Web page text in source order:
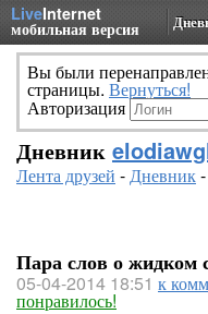
LiveInternet
мобильная версия
Вы были
страницы. Вернуться!
Авторизация
Дневник
Лента друзей -Дневник-
Пара слов о жидком
05-04-2014 18:51 к
понравилось!